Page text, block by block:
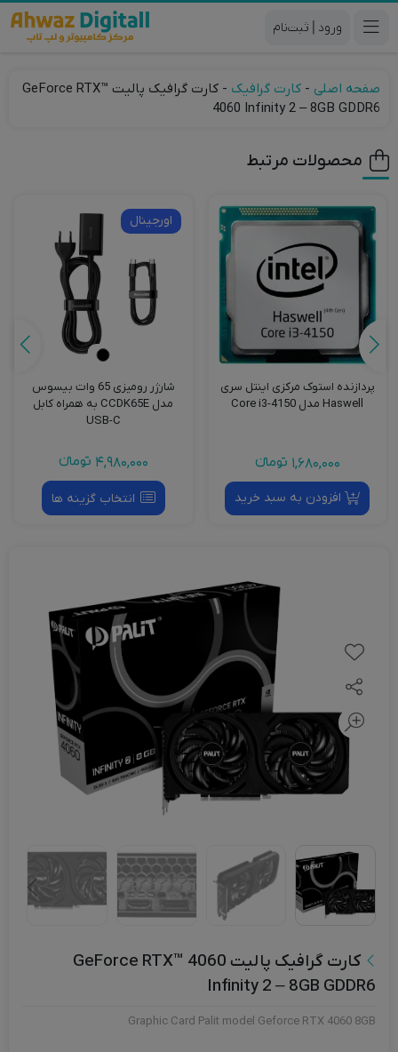
|
صفحه اصلی - کارت گرافیک -
کارت گرافیک پالیت GeForce RTX™
4060 Infinity 2 – 8GB GDDR6
محصولات مرتبط
پردازنده استوک مرکزی اینتل سری
Haswell مدل Core i3-4150
1,680,000 تومانءء
افزودن به سبد خرید
اورجینال
شارژر رومیزی 65 وات بیسوس
مدل CCDK65E به همراه کابل
USB-C
4,980,000 تومانءء
انتخاب گزینه ها
کارت گرافیک پالیت GeForce RTX™ 4060
Infinity 2 – 8GB GDDR6
Graphic Card Palit model Geforce RTX 4060 8GB